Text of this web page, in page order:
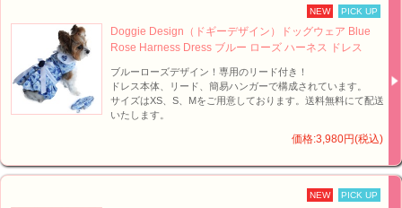
NEW PICK UP
Doggie Design（ドギーデザイン）ドッグウェア Blue
Rose Harness Dress ブルー ローズ ハーネス ドレス
ブルーローズデザイン！専用のリード付き！
ドレス本体、リード、簡易ハンガーで構成されています。
サイズはXS、S、Mをご用意しております。送料無料にて配送
いたします。
価格:3,980円(税込)
NEW PICK UP